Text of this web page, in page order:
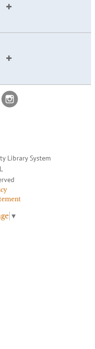
Library System
▼